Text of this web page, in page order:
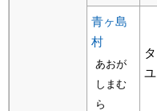
青ヶ島
村
あおが
しまむ
ら
ユ